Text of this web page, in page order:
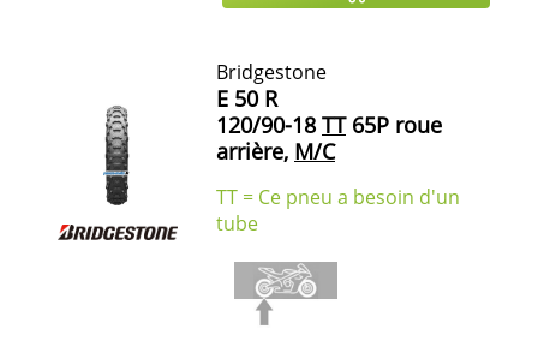
Bridgestone
E 50 R
120/90-18 TT65P roue
arrière, M/C
TT = Ce pneu a besoin d'un
tube